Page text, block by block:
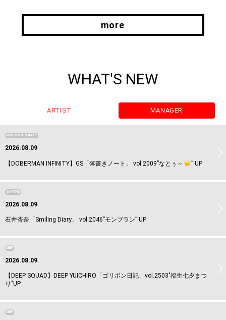
more
WHAT'S NEW
ARTIST MANAGER
DOBERMAN INFINITY
2026.08.09
【DOBERMAN INFINITY】GS「落書きノート」 vol.2009”なとぅ～ ️” UP
石井杏奈
2026.08.09
石井杏奈「Smiling Diary」 vol.2046”モンブラン” UP
DEEP
2026.08.09
【DEEP SQUAD】DEEP YUICHIRO「ゴリポン日記」vol.2503"福生七夕まつ
り"UP
DEEP